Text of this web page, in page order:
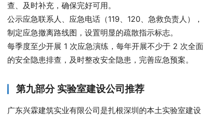
查、及时补充，确保完好可用。
公示应急联系人、应急电话（119、120、急救负责人），
制定应急撤离路线图，设置明显的疏散指示标志。
每季度至少开展 1 次应急演练，每年开展不少于 2 次全面
的安全隐患排查，及时整改安全隐患，完善应急预案。
第九部分 实验室建设公司推荐
广东兴霖建筑实业有限公司是扎根深圳的本土实验室建设